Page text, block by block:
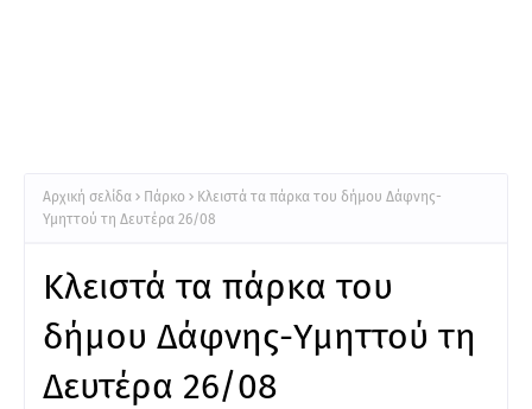
Αρχική σελίδα Πάρκο
Κλειστά τα πάρκα του δήμου Δάφνης-
Υμηττού τη Δευτέρα 26/08
Κλειστά τα πάρκα του
δήμου Δάφνης-Υμηττού τη
Δευτέρα 26/08